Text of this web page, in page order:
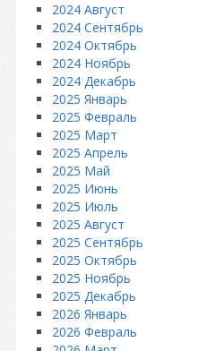
2024 Август
2024 Сентябрь
2024 Октябрь
2024 Ноябрь
2024 Декабрь
2025 Январь
2025 Февраль
2025 Март
2025 Апрель
2025 Май
2025 Июнь
2025 Июль
2025 Август
2025 Сентябрь
2025 Октябрь
2025 Ноябрь
2025 Декабрь
2026 Январь
2026 Февраль